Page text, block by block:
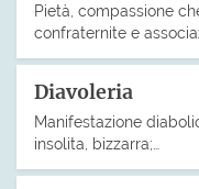
Pietà, compassione
confraternite e
Diavoleria
Manifestazione
insolita, bizzarra;…